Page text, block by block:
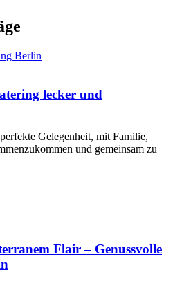
lecker und
Gelegenheit, mit Familie,
und gemeinsam zu
Flair – Genussvolle